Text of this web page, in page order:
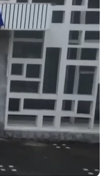
памятник
периода:
панно,
люстры